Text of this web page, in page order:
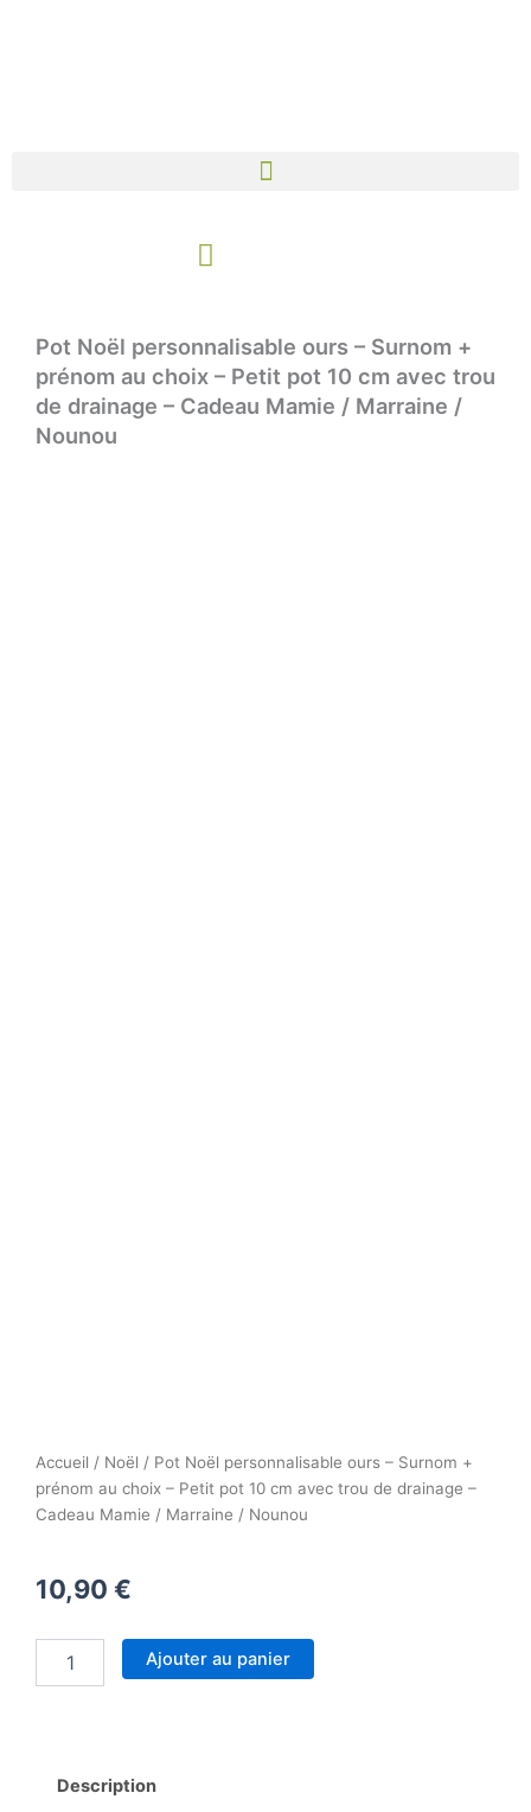
Panier
Pot Noël personnalisable ours – Surnom +
prénom au choix – Petit pot 10 cm avec trou
de drainage – Cadeau Mamie / Marraine /
Nounou
Accueil / Noël / Pot Noël personnalisable ours – Surnom +
prénom au choix – Petit pot 10 cm avec trou de drainage –
Cadeau Mamie / Marraine / Nounou
10,90 €
Ajouter au panier
Description